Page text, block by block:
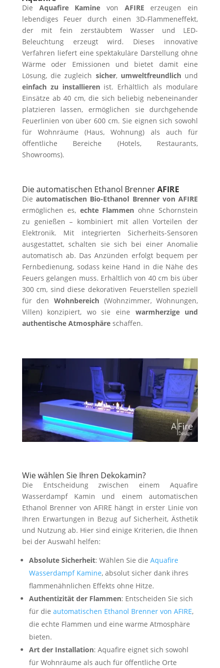
Die Aquafire Kamine von AFIRE erzeugen ein
lebendiges Feuer durch einen 3D-Flammeneffekt,
der mit fein zerstäubtem Wasser und LED-
Beleuchtung erzeugt wird. Dieses innovative
Verfahren liefert eine spektakuläre Darstellung ohne
Wärme oder Emissionen und bietet damit eine
Lösung, die zugleich sicher, umweltfreundlichund
einfach zu installierenist. Erhältlich als modulare
Einsätze ab 40 cm, die sich beliebig nebeneinander
platzieren lassen, ermöglichen sie durchgehende
Feuerlinien von über 600 cm. Sie eignen sich sowohl
für Wohnräume (Haus, Wohnung) als auch für
öffentliche Bereiche (Hotels, Restaurants,
Showrooms).
Die automatischen Ethanol BrennerAFIRE
Dieautomatischen Bio-Ethanol Brenner von AFIRE
ermöglichen es, echte Flammen ohne Schornstein
zu genießen – kombiniert mit allen Vorteilen der
Elektronik. Mit integrierten Sicherheits-Sensoren
ausgestattet, schalten sie sich bei einer Anomalie
automatisch ab. Das Anzünden erfolgt bequem per
Fernbedienung, sodass keine Hand in die Nähe des
Feuers gelangen muss. Erhältlich von 40 cm bis über
300 cm, sind diese dekorativen Feuerstellen speziell
für den Wohnbereich (Wohnzimmer, Wohnungen,
Villen) konzipiert, wo sie eine warmherzige und
authentische Atmosphäreschaffen.
Wie wählen Sie Ihren Dekokamin?
Die Entscheidung zwischen einem Aquafire
Wasserdampf Kamin und einem automatischen
Ethanol Brenner von AFIRE hängt in erster Linie von
Ihren Erwartungen in Bezug auf Sicherheit, Ästhetik
und Nutzung ab. Hier sind einige Kriterien, die Ihnen
bei der Auswahl helfen:
Absolute Sicherheit: Wählen Sie die Aquafire
Wasserdampf Kamine, absolut sicher dank ihres
flammenähnlichen Effekts ohne Hitze.
Authentizität der Flammen: Entscheiden Sie sich
für die automatischen Ethanol Brenner von AFIRE,
die echte Flammen und eine warme Atmosphäre
bieten.
Art der Installation: Aquafire eignet sich sowohl
für Wohnräume als auch für öffentliche Orte